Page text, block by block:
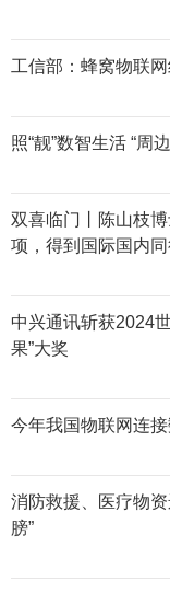
工信部：蜂窝物联
照“靓”数智生活 “周
双喜临门丨陈山枝
项，得到国际国内
中兴通讯斩获2024
果”大奖
今年我国物联网连
消防救援、医疗物
膀”